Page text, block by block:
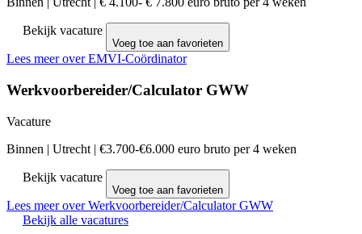
Bekijk vacature
Voeg toe aan favorieten
Lees meer over EMVI-Coördinator
Werkvoorbereider/Calculator GWW
Vacature
Binnen | Utrecht | €3.700-€6.000 euro bruto per 4 weken
Bekijk vacature
Voeg toe aan favorieten
Lees meer over Werkvoorbereider/Calculator GWW
Bekijk alle vacatures